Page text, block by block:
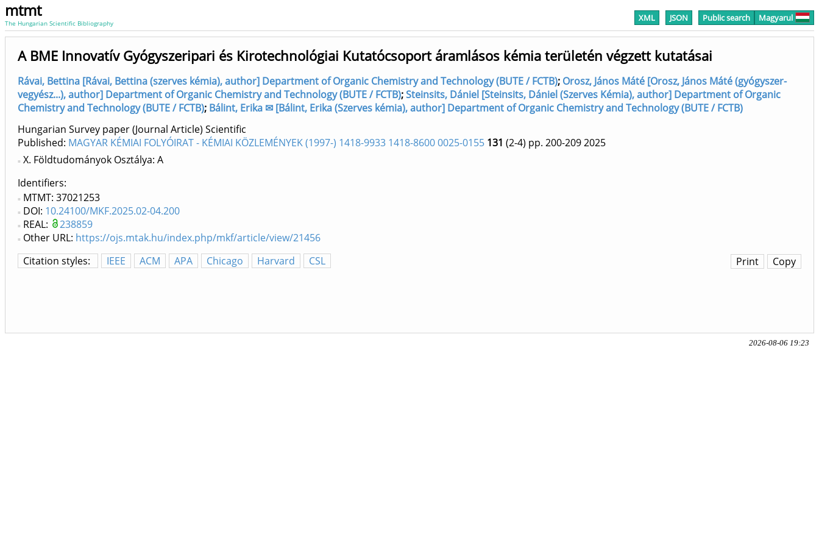
mtmt
The Hungarian Scientific Bibliography XML JSON Public search Magyarul
A BME Innovatív Gyógyszeripari és Kirotechnológiai Kutatócsoport áramlásos kémia területén végzett kutatásai
Rávai, Bettina [Rávai, Bettina (szerves kémia), author] Department of Organic Chemistry and Technology (BUTE / FCTB); Orosz, János Máté [Orosz, János Máté (gyógyszer-
vegyész...), author] Department of Organic Chemistry and Technology (BUTE / FCTB);Steinsits, Dániel [Steinsits, Dániel (Szerves Kémia), author] Department of Organic
Chemistry and Technology (BUTE / FCTB); Bálint, Erika ✉ [Bálint, Erika (Szerves kémia), author] Department of Organic Chemistry and Technology (BUTE / FCTB)
Hungarian Survey paper (Journal Article) Scientific
Published: MAGYAR KÉMIAI FOLYÓIRAT - KÉMIAI KÖZLEMÉNYEK (1997-) 1418-9933 1418-8600 0025-0155 131 (2-4) pp. 200-2092025
X. Földtudományok Osztálya: A
Identifiers
MTMT: 37021253
DOI: 10.24100/MKF.2025.02-04.200
REAL:
238859
Other URL: https://ojs.mtak.hu/index.php/mkf/article/view/21456
Citation styles:
IEEE ACM APA Chicago Harvard CSL Copy
Print
2026-08-06 19:23